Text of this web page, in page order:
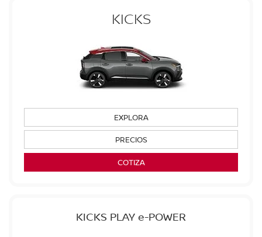
KICKS
EXPLORA
PRECIOS
COTIZA
KICKS PLAY e-POWER